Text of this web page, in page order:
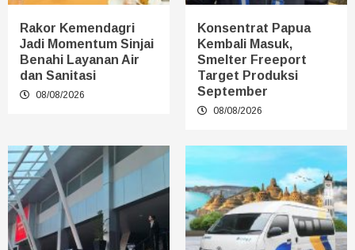
Rakor Kemendagri
Jadi Momentum Sinjai
Benahi Layanan Air
dan Sanitasi
08/08/2026
Konsentrat Papua
Kembali Masuk,
Smelter Freeport
Target Produksi
September
08/08/2026